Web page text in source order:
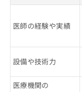
医師の経験や実績
設備や技術力
医療機関の